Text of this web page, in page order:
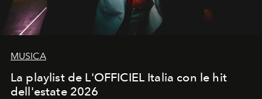
MUSICA
La playlist de L'OFFICIEL Italia con le hit
dell'estate 2026